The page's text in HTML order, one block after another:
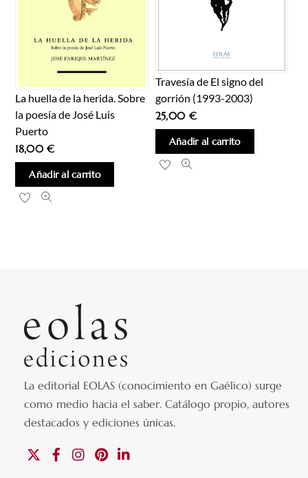
La huella de la herida. Sobre
la poesía de José Luis
Puerto
18,00€
Añadir al carrito
Travesía de El signo del
gorrión (1993-2003)
25,00 €
Añadir al carrito
La editorial EOLAS (conocimiento en Gaélico) surge
como medio hacia el saber.Catálogo propio, autores
destacados y ediciones únicas.
FacebookInstagramPinterest